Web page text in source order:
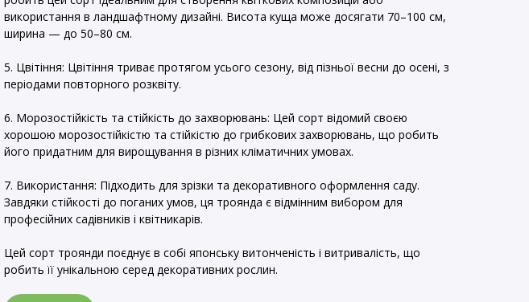
використання в ландшафтному дизайні. Висота куща може досягати 70–100 см,
ширина — до 50–80 см.
5. Цвітіння: Цвітіння триває протягом усього сезону, від пізньої весни до осені, з
періодами повторного розквіту.
6. Морозостійкість та стійкість до захворювань: Цей сорт відомий своєю
хорошою морозостійкістю та стійкістю до грибкових захворювань, що робить
його придатним для вирощування в різних кліматичних умовах.
7. Використання: Підходить для зрізки та декоративного оформлення саду.
Завдяки стійкості до поганих умов, ця троянда є відмінним вибором для
професійних садівників і квітникарів.
Цей сорт троянди поєднує в собі японську витонченість і витривалість, що
робить її унікальною серед декоративних рослин.